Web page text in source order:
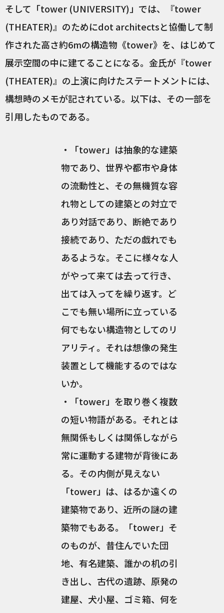
そして「tower (UNIVERSITY)」では、『tower
(THEATER)』のためにdot architectsと協働して制
作された高さ約6mの構造物《tower》を、はじめて
展示空間の中に建てることになる。金氏が『tower
(THEATER)』の上演に向けたステートメントには、
構想時のメモが記されている。以下は、その一部を
引用したものである。
・「tower」は抽象的な建築
物であり、世界や都市や身体
の流動性と、その無機質な容
れ物としての建築との対立で
あり対話であり、断絶であり
接続であり、ただの戯れでも
あるような。そこに様々な人
がやって来ては去って行き、
出ては入ってを繰り返す。ど
こでも無い場所に立っている
何でもない構造物としてのリ
アリティ。それは想像の発生
装置として機能するのではな
いか。
・「tower」を取り巻く複数
の短い物語がある。それとは
無関係もしくは関係しながら
常に運動する建物が背後にあ
る。その内側が見えない
「tower」は、はるか遠くの
建築物であり、近所の謎の建
築物でもある。「tower」そ
のものが、昔住んでいた団
地、有名建築、誰かの机の引
き出し、古代の遺跡、原発の
建屋、犬小屋、ゴミ箱、何を